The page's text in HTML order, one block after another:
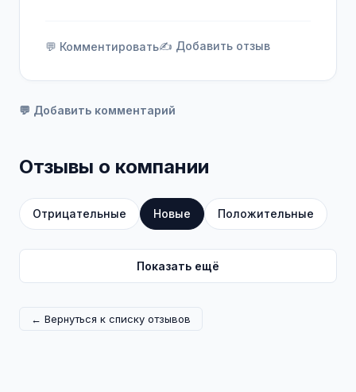
💬 Комментировать✍️ Добавить отзыв
💬 Добавить комментарий
Отзывы о компании
Отрицательные Новые Положительные
Показать ещё
← Вернуться к списку отзывов